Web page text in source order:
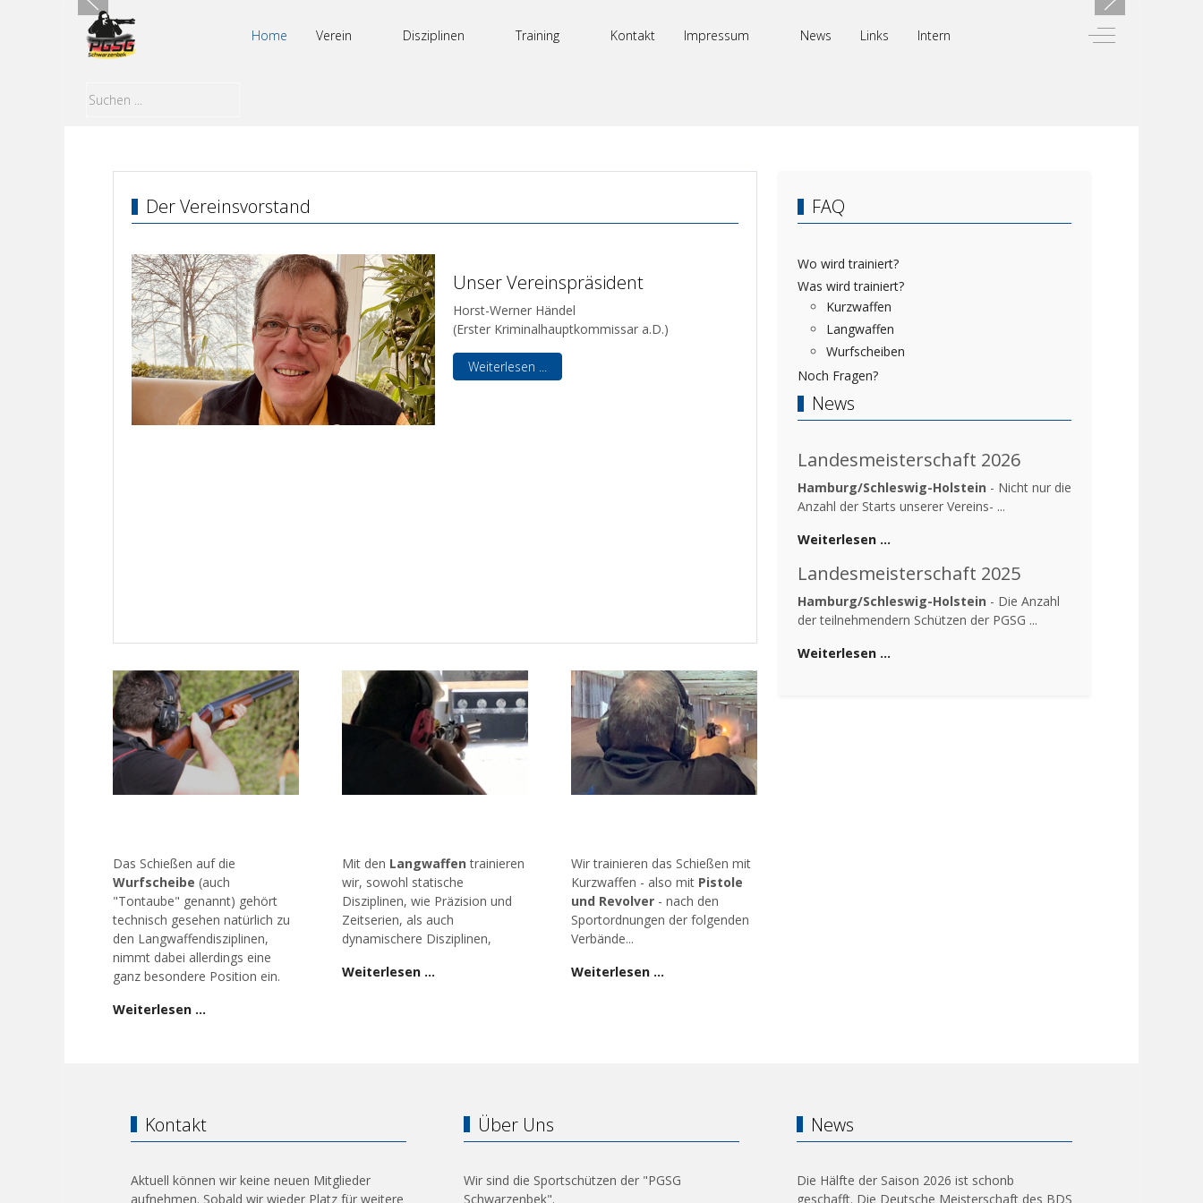
Home Verein Disziplinen Training Kontakt Impressum News Links Intern Off-Canvas
Der Vereinsvorstand
Unser Vereinspräsident
Horst-Werner Händel
(Erster Kriminalhauptkommissar a.D.)
Weiterlesen ...
Das Schießen auf die
Wurfscheibe (auch
"Tontaube" genannt) gehört
technisch gesehen natürlich zu
den Langwaffendisziplinen,
nimmt dabei allerdings eine
ganz besondere Position ein.
Weiterlesen …
Mit den Langwaffen trainieren
wir, sowohl statische
Disziplinen, wie Präzision und
Zeitserien, als auch
dynamischere Disziplinen,
Weiterlesen …
Wir trainieren das Schießen mit
Kurzwaffen - also mit Pistole
und Revolver - nach den
Sportordnungen der folgenden
Verbände...
Weiterlesen …
FAQ
Wo wird trainiert?
Was wird trainiert?
Kurzwaffen
Langwaffen
Wurfscheiben
Noch Fragen?
News
Landesmeisterschaft 2026
Hamburg/Schleswig-Holstein - Nicht nur die
Anzahl der Starts unserer Vereins- ...
Weiterlesen …
Landesmeisterschaft 2025
Hamburg/Schleswig-Holstein - Die Anzahl
der teilnehmendern Schützen der PGSG ...
Weiterlesen …
Kontakt
Aktuell können wir keine neuen Mitglieder
aufnehmen. Sobald wir wieder Platz für weitere
Über Uns
Wir sind die Sportschützen der "PGSG
Schwarzenbek".
News
Die Hälfte der Saison 2026 ist schonb
geschafft. Die Deutsche Meisterschaft des BDS